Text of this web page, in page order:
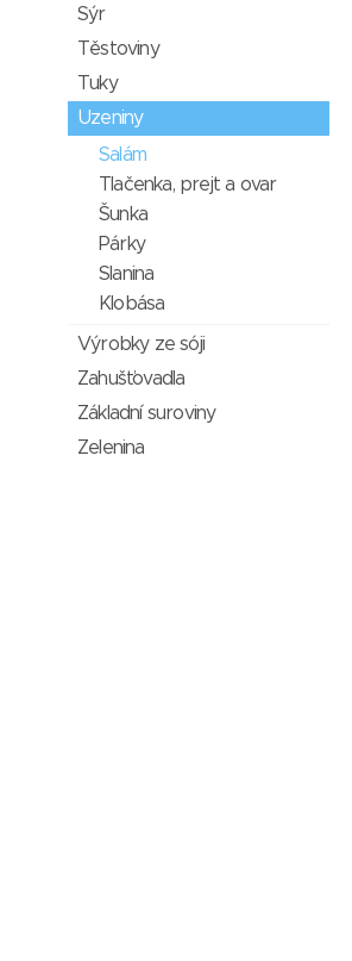
Sýr
Těstoviny
Tuky
Uzeniny
Salám
Tlačenka, prejt a ovar
Šunka
Párky
Slanina
Klobása
Výrobky ze sóji
Zahušťovadla
Základní suroviny
Zelenina